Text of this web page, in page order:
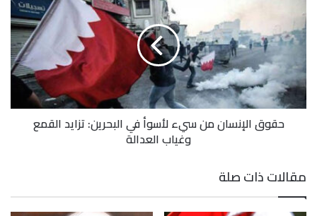
حقوق الإنسان من سيء لأسوأ في البحرين: تزايد القمع
وغياب العدالة
مقالات ذات صلة